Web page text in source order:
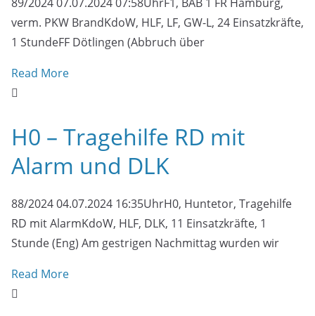
verm. PKW BrandKdoW, HLF, LF, GW-L, 24 Einsatzkräfte,
1 StundeFF Dötlingen (Abbruch über
Read More
H0 – Tragehilfe RD mit
Alarm und DLK
88/2024 04.07.2024 16:35UhrH0, Huntetor, Tragehilfe
RD mit AlarmKdoW, HLF, DLK, 11 Einsatzkräfte, 1
Stunde (Eng) Am gestrigen Nachmittag wurden wir
Read More